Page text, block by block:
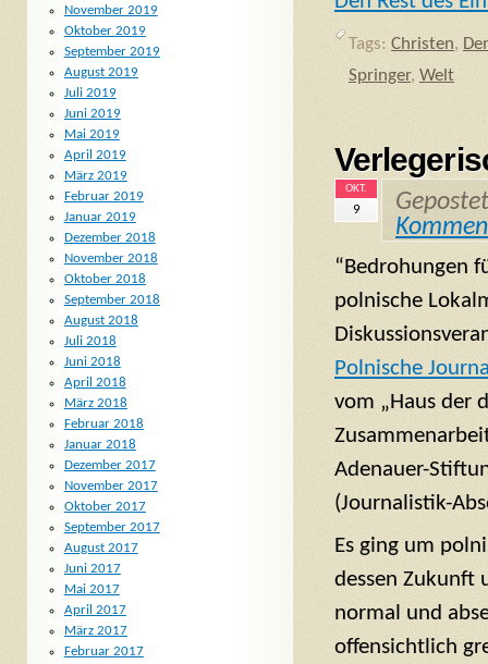
Tags: Christen,
Springer, Welt
OKT.
9
“Bedrohungen
polnische
Polnische
vom „Haus der
Adenauer-
(Journalistik-
Es ging um
dessen Zukunft
normal und
offensichtlich
November 2019
Oktober 2019
September 2019
August 2019
Juli 2019
Juni 2019
Mai 2019
April 2019
März 2019
Februar 2019
Januar 2019
Dezember 2018
November 2018
Oktober 2018
September 2018
August 2018
Juli 2018
Juni 2018
April 2018
März 2018
Februar 2018
Januar 2018
Dezember 2017
November 2017
Oktober 2017
September 2017
August 2017
Juni 2017
Mai 2017
April 2017
März 2017
Februar 2017